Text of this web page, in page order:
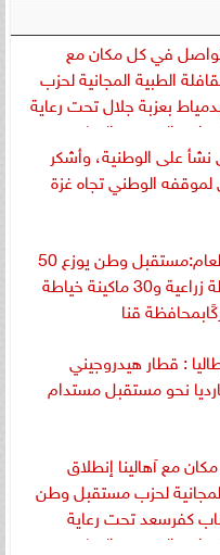
في كل مكان مع
الطبية المجانية لحزب
بعزبة جلال تحت رعاية
والحصي والتمامي
على الوطنية، وأشكر
الوطني تجاه غزة
بحضور الأمين العام:مستقبل وطن يوزع 50
تروسيكل و50 آلة زراعية و30 ماكينة خياطة
: قطار هيدروجيني
نحو مستقبل مستدام
مع آهالينا إنطلاق
المجانية لحزب مستقبل وطن
كفرسعد تحت رعاية
والحصي والتمامي